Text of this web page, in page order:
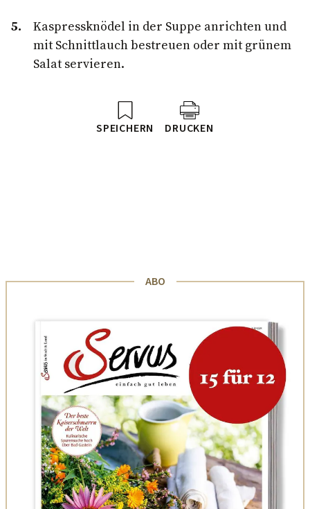
Kaspressknödel in der Suppe anrichten und
mit Schnittlauch bestreuen oder mit grünem
Salat servieren.
SPEICHERN DRUCKEN
ABO